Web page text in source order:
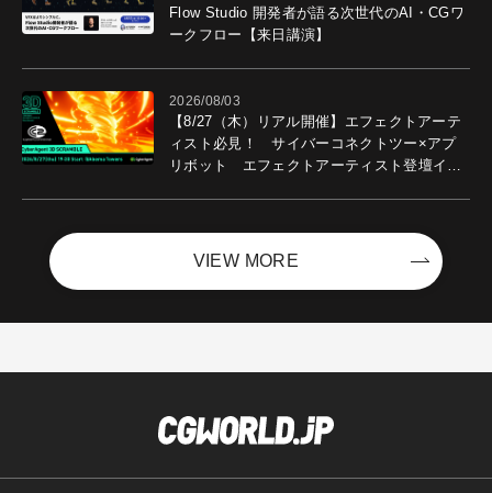
Flow Studio 開発者が語る次世代のAI・CGワ
ークフロー【来日講演】
2026/08/03
【8/27（木）リアル開催】エフェクトアーテ
ィスト必見！ サイバーコネクトツー×アプ
リボット エフェクトアーティスト登壇イベ
VIEW MORE